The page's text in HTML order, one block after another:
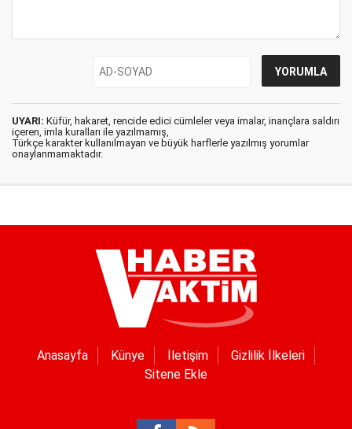
UYARI: Küfür, hakaret, rencide edici cümleler veya imalar, inançlara saldırı
içeren, imla kuralları ile yazılmamış,
Türkçe karakter kullanılmayan ve büyük harflerle yazılmış yorumlar
onaylanmamaktadır.
Anasayfa Künye İletişim
Gizlilik İlkeleri
Sitene Ekle